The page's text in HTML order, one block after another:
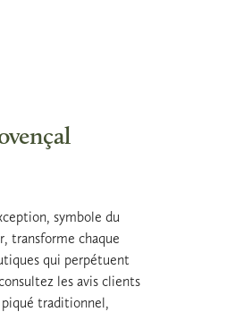
symbole du
transforme chaque
qui perpétuent
les avis clients
traditionnel,